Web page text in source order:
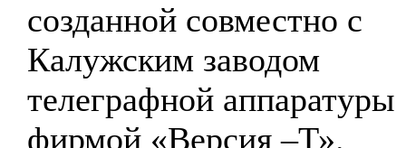
созданной совместно с
Калужским заводом
телеграфной аппаратуры
фирмой «Версия –Т».